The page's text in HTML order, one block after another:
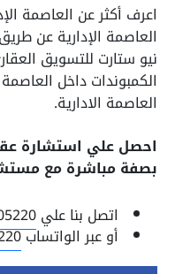
اعرف أكثر عن العاصمة
العاصمة الإدارية عن
نيو ستارت للتسويق
الكمبوندات داخل
العاصمة الادارية.
احصل علي استشارة
بصفة مباشرة مع
اتصل بنا علي
أو عبر الواتساب